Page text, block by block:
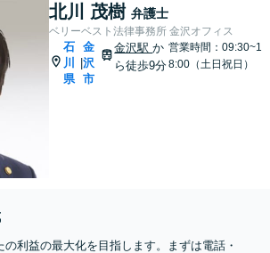
北川 茂樹 弁護士
ベリーベスト法律事務所 金沢オフィス
石
川
県
|
金
沢
市
金沢駅か
ら徒歩9分
営業時間：09:30~1
8:00（土日祝日）
の利益の最大化を目指します。まずは電話・